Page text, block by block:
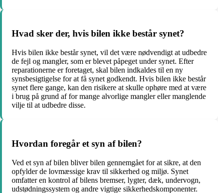
Hvad sker der, hvis bilen ikke består synet?
Hvis bilen ikke består synet, vil det være nødvendigt at udbedre
de fejl og mangler, som er blevet påpeget under synet. Efter
reparationerne er foretaget, skal bilen indkaldes til en ny
synsbesigtigelse for at få synet godkendt. Hvis bilen ikke består
synet flere gange, kan den risikere at skulle ophøre med at være
i brug på grund af for mange alvorlige mangler eller manglende
vilje til at udbedre disse.
Hvordan foregår et syn af bilen?
Ved et syn af bilen bliver bilen gennemgået for at sikre, at den
opfylder de lovmæssige krav til sikkerhed og miljø. Synet
omfatter en kontrol af bilens bremser, lygter, dæk, undervogn,
udstødningssystem og andre vigtige sikkerhedskomponenter.